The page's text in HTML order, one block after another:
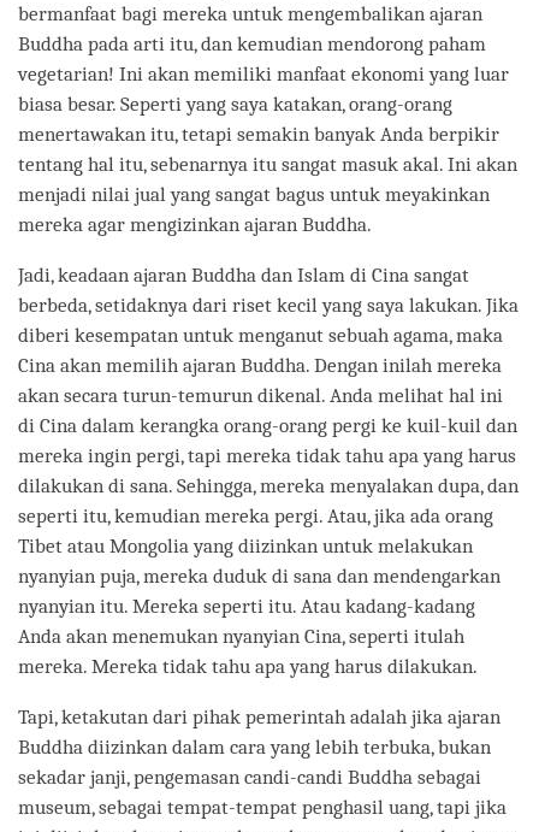
bermanfaat bagi mereka untuk mengembalikan ajaran
Buddha pada arti itu, dan kemudian mendorong paham
vegetarian! Ini akan memiliki manfaat ekonomi yang luar
biasa besar. Seperti yang saya katakan, orang-orang
menertawakan itu, tetapi semakin banyak Anda berpikir
tentang hal itu, sebenarnya itu sangat masuk akal. Ini akan
menjadi nilai jual yang sangat bagus untuk meyakinkan
mereka agar mengizinkan ajaran Buddha.
Jadi, keadaan ajaran Buddha dan Islam di Cina sangat
berbeda, setidaknya dari riset kecil yang saya lakukan. Jika
diberi kesempatan untuk menganut sebuah agama, maka
Cina akan memilih ajaran Buddha. Dengan inilah mereka
akan secara turun-temurun dikenal. Anda melihat hal ini
di Cina dalam kerangka orang-orang pergi ke kuil-kuil dan
mereka ingin pergi, tapi mereka tidak tahu apa yang harus
dilakukan di sana. Sehingga, mereka menyalakan dupa, dan
seperti itu, kemudian mereka pergi. Atau, jika ada orang
Tibet atau Mongolia yang diizinkan untuk melakukan
nyanyian puja, mereka duduk di sana dan mendengarkan
nyanyian itu. Mereka seperti itu. Atau kadang-kadang
Anda akan menemukan nyanyian Cina, seperti itulah
mereka. Mereka tidak tahu apa yang harus dilakukan.
Tapi, ketakutan dari pihak pemerintah adalah jika ajaran
Buddha diizinkan dalam cara yang lebih terbuka, bukan
sekadar janji, pengemasan candi-candi Buddha sebagai
museum, sebagai tempat-tempat penghasil uang, tapi jika